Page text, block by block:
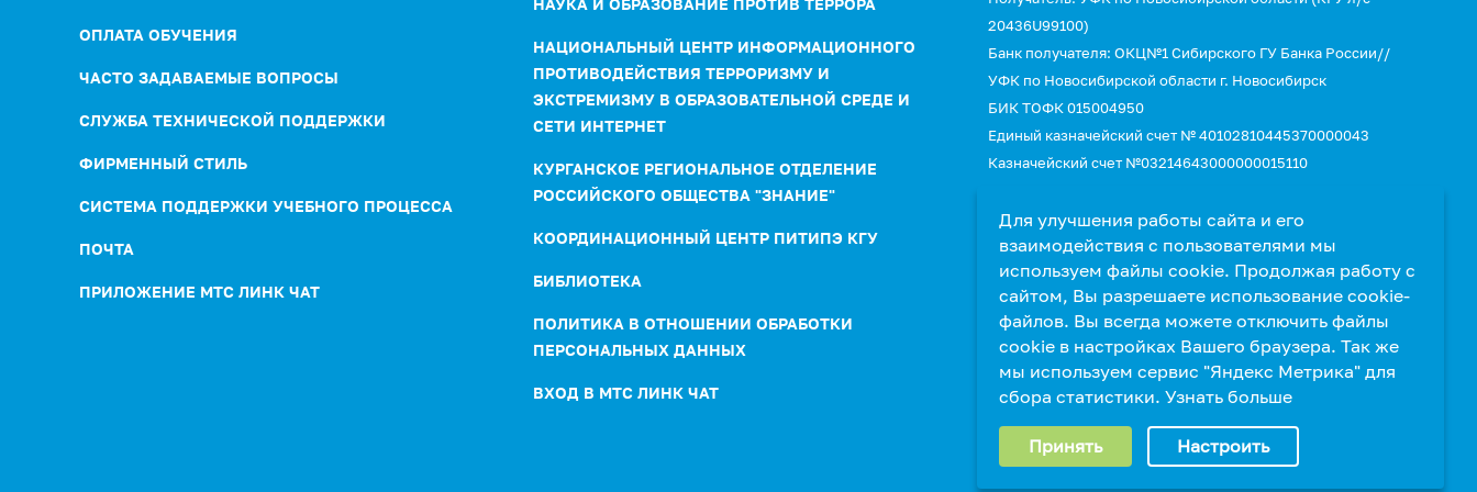
ОПЛАТА ОБУЧЕНИЯ
ЧАСТО ЗАДАВАЕМЫЕ ВОПРОСЫ
СЛУЖБА ТЕХНИЧЕСКОЙ ПОДДЕРЖКИ
ФИРМЕННЫЙ СТИЛЬ
СИСТЕМА ПОДДЕРЖКИ УЧЕБНОГО ПРОЦЕССА
ПОЧТА
ПРИЛОЖЕНИЕ МТС ЛИНК ЧАТ
НАЦИОНАЛЬНЫЙ ЦЕНТР ИНФОРМАЦИОННОГО
ПРОТИВОДЕЙСТВИЯ ТЕРРОРИЗМУ И
ЭКСТРЕМИЗМУ В ОБРАЗОВАТЕЛЬНОЙ СРЕДЕ И
СЕТИ ИНТЕРНЕТ
КУРГАНСКОЕ РЕГИОНАЛЬНОЕ ОТДЕЛЕНИЕ
РОССИЙСКОГО ОБЩЕСТВА "ЗНАНИЕ"
КООРДИНАЦИОННЫЙ ЦЕНТР ПИТИПЭ КГУ
БИБЛИОТЕКА
ПОЛИТИКА В ОТНОШЕНИИ ОБРАБОТКИ
ПЕРСОНАЛЬНЫХ ДАННЫХ
ВХОД В МТС ЛИНК ЧАТ
20436U99100)
Банк получателя: ОКЦ№1 Сибирского ГУ Банка России//
УФК по Новосибирской области г. Новосибирск
БИК ТОФК 015004950
Единый казначейский счет № 40102810445370000043
Казначейский счет №03214643000000015110
УИН 0
Для улучшения работы сайта и его
взаимодействия с пользователями мы
используем файлы cookie. Продолжая работу с
сайтом, Вы разрешаете использование cookie-
файлов. Вы всегда можете отключить файлы
cookie в настройках Вашего браузера. Так же
мы используем сервис "Яндекс Метрика" для
сбора статистики. Узнать больше
Выберите настройки cookie
Минимальные Аналитические/Функциональные
Принять Настроить